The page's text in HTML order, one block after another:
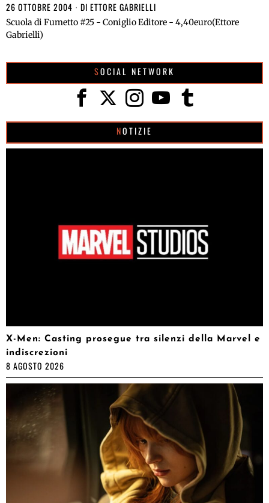
26 OTTOBRE 2004 DI ETTORE GABRIELLI
Scuola di Fumetto #25 - Coniglio Editore - 4,40euro(Ettore
Gabrielli)
SOCIAL NETWORK
NOTIZIE
X-Men: Casting prosegue tra silenzi della Marvel e
indiscrezioni
8 AGOSTO 2026